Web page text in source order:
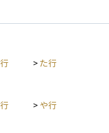
ーズに流れる一方で、
の判断は非常に重要に
> た行
> や行